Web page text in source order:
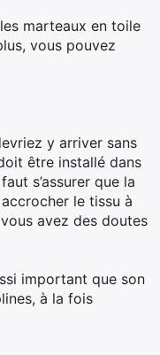
marteaux en toile
vous pouvez
y arriver sans
être installé dans
s’assurer que la
le tissu à
avez des doutes
important que son
à la fois